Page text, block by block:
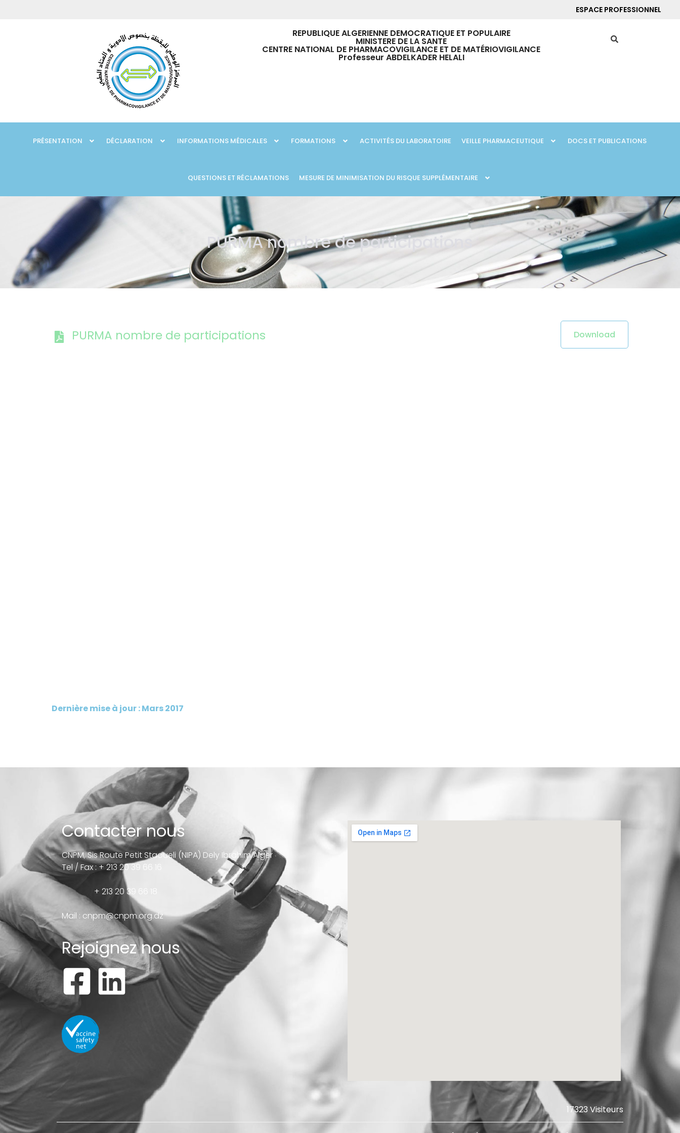
ESPACE PROFESSIONNEL
REPUBLIQUE ALGERIENNE DEMOCRATIQUE ET POPULAIRE
MINISTERE DE LA SANTE
CENTRE NATIONAL DE PHARMACOVIGILANCE ET DE MATÉRIOVIGILANCE
Professeur ABDELKADER HELALI
PRÉSENTATION DÉCLARATION INFORMATIONS MÉDICALES FORMATIONS ACTIVITÉS DU LABORATOIRE VEILLE PHARMACEUTIQUE DOCS ET PUBLICATIONS
QUESTIONS ET RÉCLAMATIONS MESURE DE MINIMISATION DU RISQUE SUPPLÉMENTAIRE
PURMA nombre de participations
PURMA nombre de participations Download
Dernière mise à jour : Mars 2017
Contacter nous
CNPM, Sis Route Petit Staoueli (NIPA) Dely Ibrahim Alger
Tel / Fax : + 213 20 39 66 16
+ 213 20 39 66 18
Mail : cnpm@cnpm.org.dz
Rejoignez nous
17323 Visiteurs